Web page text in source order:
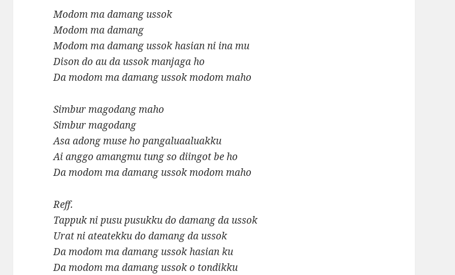
Modom ma damang ussok
Modom ma damang
Modom ma damang ussok hasian ni ina mu
Dison do au da ussok manjaga ho
Da modom ma damang ussok modom maho
Simbur magodang maho
Simbur magodang
Asa adong muse ho pangaluaaluakku
Ai anggo amangmu tung so diingot be ho
Da modom ma damang ussok modom maho
Reff.
Tappuk ni pusu pusukku do damang da ussok
Urat ni ateatekku do damang da ussok
Da modom ma damang ussok hasian ku
Da modom ma damang ussok o tondikku